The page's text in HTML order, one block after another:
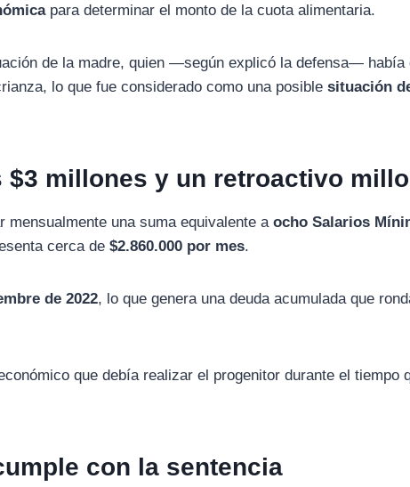
paradeterminarel montode lacuotaalimentaria.
de la madre,quien —segúnexplicó ladefensa— había
loquefueconsideradocomo una posiblesituación
$3 millonesy un retroactivo
mensualmente unasumaequivalenteaochoSalarios
cercade$2.860.000 por mes.
de2022, loquegenera unadeudaacumuladaque
quedebía realizarel progenitorduranteeltiempo
con la sentencia